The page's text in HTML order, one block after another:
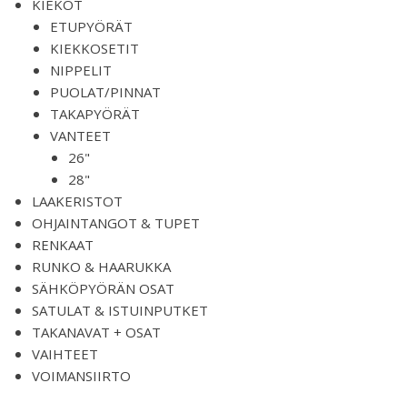
KIEKOT
ETUPYÖRÄT
KIEKKOSETIT
NIPPELIT
PUOLAT/PINNAT
TAKAPYÖRÄT
VANTEET
26"
28"
LAAKERISTOT
OHJAINTANGOT & TUPET
RENKAAT
RUNKO & HAARUKKA
SÄHKÖPYÖRÄN OSAT
SATULAT & ISTUINPUTKET
TAKANAVAT + OSAT
VAIHTEET
VOIMANSIIRTO